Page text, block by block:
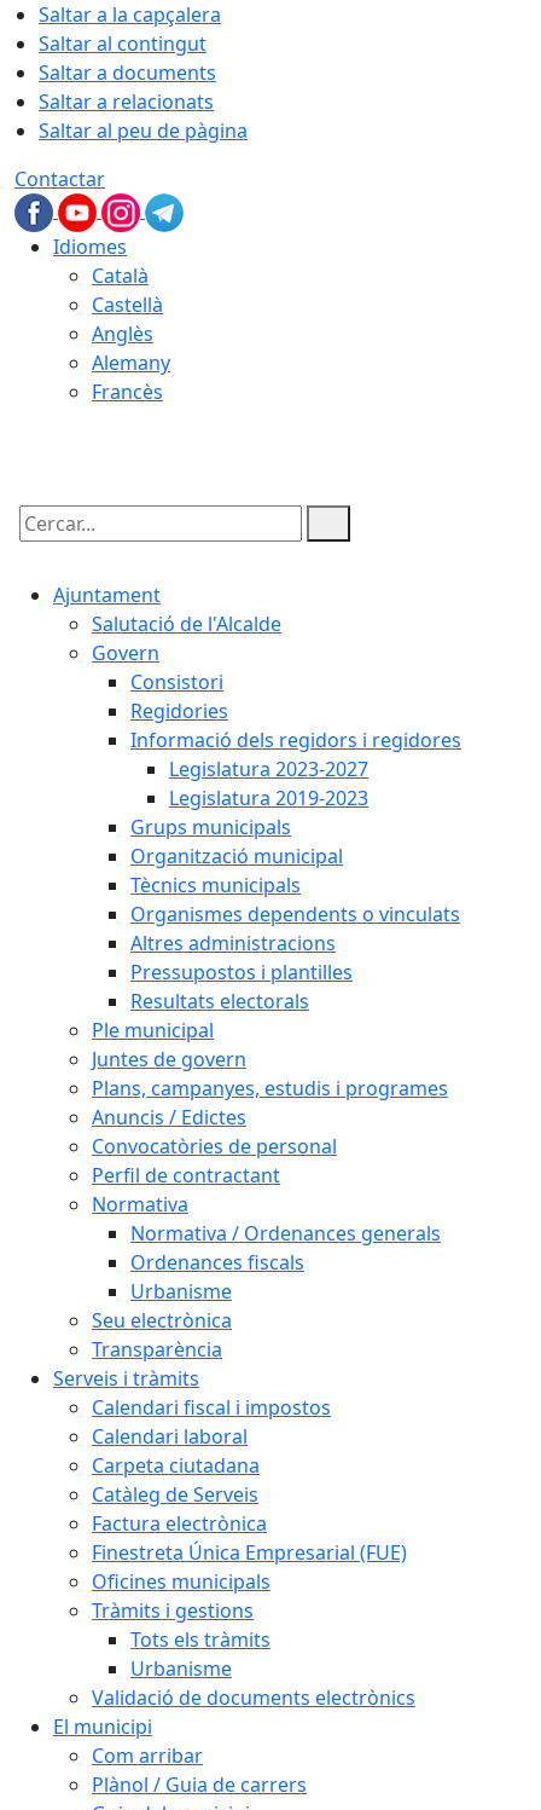
Saltar a la capçalera
Saltar al contingut
Saltar a documents
Saltar a relacionats
Saltar al peu de pàgina
Contactar
Idiomes
Català
Castellà
Anglès
Alemany
Francès
Cercar:
Ajuntament
Salutació de l'Alcalde
Govern
Consistori
Regidories
Informació dels regidors i regidores
Legislatura 2023-2027
Legislatura 2019-2023
Grups municipals
Organització municipal
Tècnics municipals
Organismes dependents o vinculats
Altres administracions
Pressupostos i plantilles
Resultats electorals
Ple municipal
Juntes de govern
Plans, campanyes, estudis i programes
Anuncis / Edictes
Convocatòries de personal
Perfil de contractant
Normativa
Normativa / Ordenances generals
Ordenances fiscals
Urbanisme
Seu electrònica
Transparència
Serveis i tràmits
Calendari fiscal i impostos
Calendari laboral
Carpeta ciutadana
Catàleg de Serveis
Factura electrònica
Finestreta Única Empresarial (FUE)
Oficines municipals
Tràmits i gestions
Tots els tràmits
Urbanisme
Validació de documents electrònics
El municipi
Com arribar
Plànol / Guia de carrers